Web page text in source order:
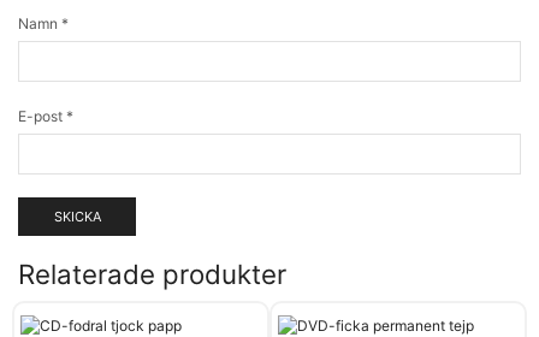
Namn *
E-post *
Relaterade produkter